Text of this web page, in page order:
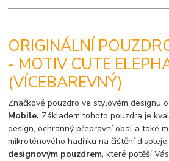
ORIGINÁLNÍ
- MOTIV CUTE
(VÍCEBAREVNÝ)
Značkové pouzdro ve stylovém designu
Mobile. Základem tohoto pouzdra je
design, ochranný přepravní obal a také
mikroténového hadříku na čištění
designovým pouzdrem, které potěší